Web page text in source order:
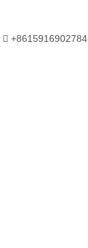
 +8615916902784